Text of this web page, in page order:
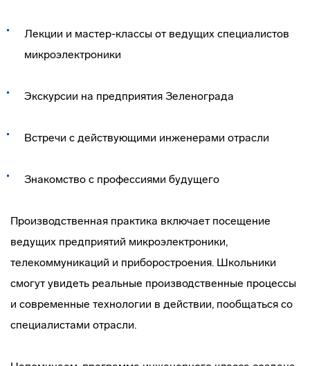
Лекции и мастер-классы от ведущих специалистов
микроэлектроники
Экскурсии на предприятия Зеленограда
Встречи с действующими инженерами отрасли
Знакомство с профессиями будущего
Производственная практика включает посещение
ведущих предприятий микроэлектроники,
телекоммуникаций и приборостроения. Школьники
смогут увидеть реальные производственные процессы
и современные технологии в действии, пообщаться со
специалистами отрасли.